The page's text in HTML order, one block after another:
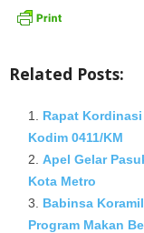
Related Posts:
Rapat
Kodim 0411/KM
Apel Gelar
Kota Metro
Babinsa
Program Makan